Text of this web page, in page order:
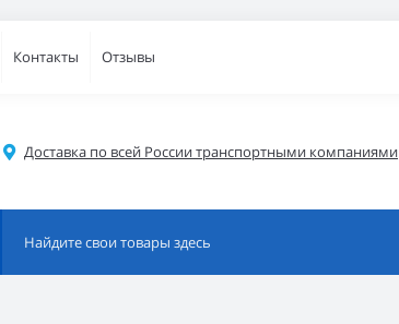
Контакты Отзывы
Доставка по всей России транспортными компаниями